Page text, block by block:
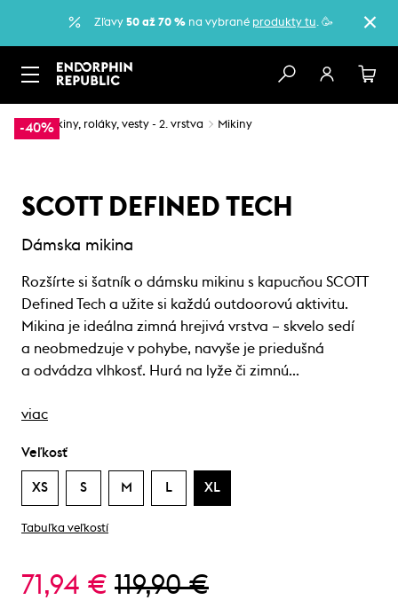
Zľavy 50 až 70 %na vybrané produkty tu. 🥳
-40%
… Mikiny, roláky, vesty - 2. vrstva Mikiny
SCOTT DEFINED TECH
Dámska mikina
Rozšírte si šatník o dámsku mikinu s kapucňou SCOTT
Defined Tech a užite si každú outdoorovú aktivitu.
Mikina je ideálna zimná hrejivá vrstva – skvelo sedí
a neobmedzuje v pohybe, navyše je priedušná
a odvádza vlhkosť. Hurá na lyže či zimnú…
viac
Veľkosť
XS S M L XL
Tabuľka veľkostí
71,94 € 119,90 €